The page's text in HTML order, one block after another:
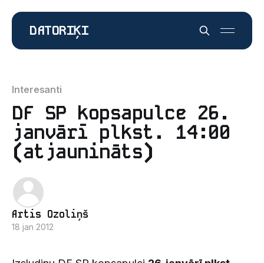
DATORIĶI
Interesanti
DF SP kopsapulce 26.
janvārī plkst. 14:00
(atjaunināts)
Artis Ozoliņš
18 jan 2012